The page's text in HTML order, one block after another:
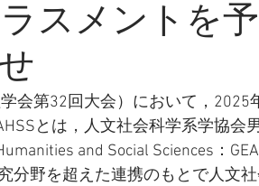
スメントを
会第32回大会）において，2025
とは，人文社会科学系学協会
and Social Sciences：
分野を超えた連携のもとで人文